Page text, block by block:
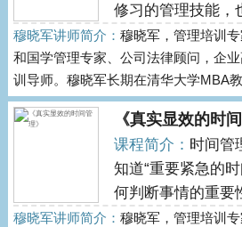
修习的管理技能，
穆晓军讲师简介： 穆晓军，管理培训
和国学管理专家、公司法律顾问，企
训导师。穆晓军长期在清华大学MBA
《真实显效的时
课程简介： 时间管
知道“重要紧急的
何判断事情的重要
穆晓军讲师简介： 穆晓军，管理培训